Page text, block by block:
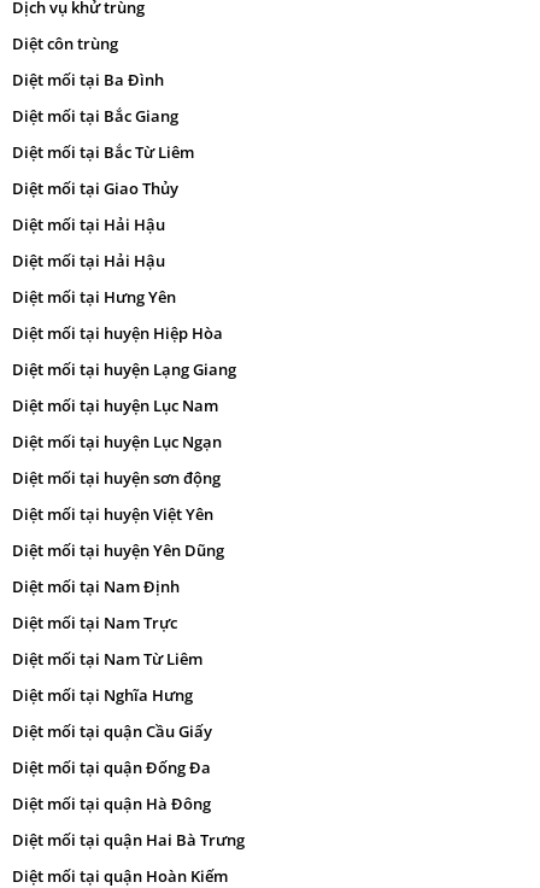
Dịch vụ khử trùng
Diệt côn trùng
Diệt mối tại Ba Đình
Diệt mối tại Bắc Giang
Diệt mối tại Bắc Từ Liêm
Diệt mối tại Giao Thủy
Diệt mối tại Hải Hậu
Diệt mối tại Hải Hậu
Diệt mối tại Hưng Yên
Diệt mối tại huyện Hiệp Hòa
Diệt mối tại huyện Lạng Giang
Diệt mối tại huyện Lục Nam
Diệt mối tại huyện Lục Ngạn
Diệt mối tại huyện sơn động
Diệt mối tại huyện Việt Yên
Diệt mối tại huyện Yên Dũng
Diệt mối tại Nam Định
Diệt mối tại Nam Trực
Diệt mối tại Nam Từ Liêm
Diệt mối tại Nghĩa Hưng
Diệt mối tại quận Cầu Giấy
Diệt mối tại quận Đống Đa
Diệt mối tại quận Hà Đông
Diệt mối tại quận Hai Bà Trưng
Diệt mối tại quận Hoàn Kiếm